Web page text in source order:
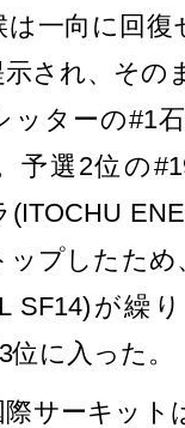
は一向に回
され、その
ターの#1
予選2位の
プしたため
SF14)が繰
に入った。
サーキット